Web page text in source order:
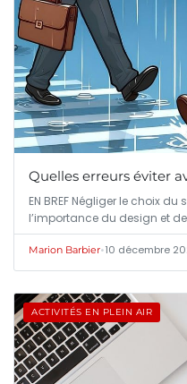
Quelles erreurs éviter
EN BREF Négliger le choix
l’importance du design et
Marion Barbier•10 décembre
ACTIVITÉS EN PLEIN AIR